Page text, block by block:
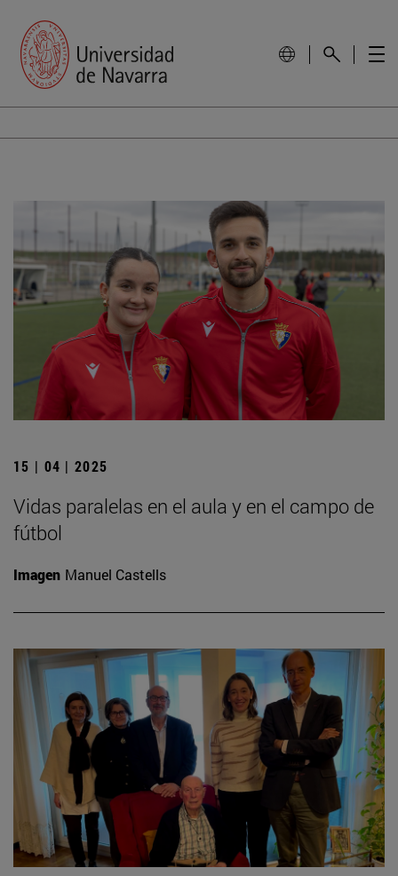
15 | 04 | 2025
Vidas paralelas en el aula y en el campo de
fútbol
Imagen Manuel Castells